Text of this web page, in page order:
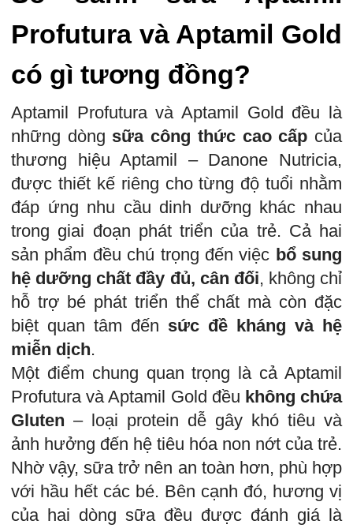
Profutura và Aptamil Gold
có gì tương đồng?
Aptamil Profutura và Aptamil Gold đều là
những dòng sữa công thức cao cấp của
thương hiệu Aptamil – Danone Nutricia,
được thiết kế riêng cho từng độ tuổi nhằm
đáp ứng nhu cầu dinh dưỡng khác nhau
trong giai đoạn phát triển của trẻ. Cả hai
sản phẩm đều chú trọng đến việc bổ sung
hệ dưỡng chất đầy đủ, cân đối, không chỉ
hỗ trợ bé phát triển thể chất mà còn đặc
biệt quan tâm đến sức đề kháng và hệ
miễn dịch.
Một điểm chung quan trọng là cả Aptamil
Profutura và Aptamil Gold đều không chứa
Gluten – loại protein dễ gây khó tiêu và
ảnh hưởng đến hệ tiêu hóa non nớt của trẻ.
Nhờ vậy, sữa trở nên an toàn hơn, phù hợp
với hầu hết các bé. Bên cạnh đó, hương vị
của hai dòng sữa đều được đánh giá là